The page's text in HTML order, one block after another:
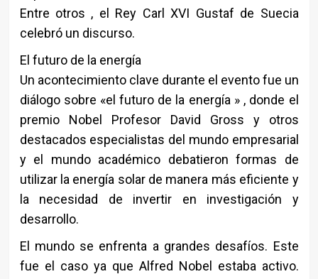
Entre otros , el Rey Carl XVI Gustaf de Suecia
celebró un discurso.
El futuro de la energía
Un acontecimiento clave durante el evento fue un
diálogo sobre «el futuro de la energía » , donde el
premio Nobel Profesor David Gross y otros
destacados especialistas del mundo empresarial
y el mundo académico debatieron formas de
utilizar la energía solar de manera más eficiente y
la necesidad de invertir en investigación y
desarrollo.
El mundo se enfrenta a grandes desafíos. Este
fue el caso ya que Alfred Nobel estaba activo.